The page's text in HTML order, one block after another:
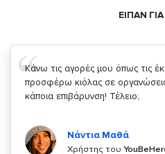
ΕΙΠΑΝ
Σας ευχαριστώ που μας δίνετε
κάτι!
Χρήστης τουYouBeHero